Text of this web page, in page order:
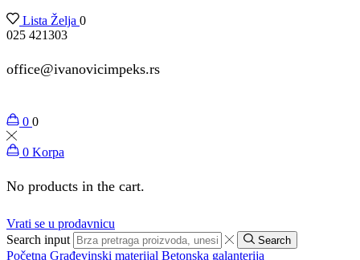
Lista Želja 0
025 421303
office@ivanovicimpeks.rs
0 0
0 Korpa
No products in the cart.
Vrati se u prodavnicu
Search input
Search
Početna Građevinski materijal Betonska galanterija